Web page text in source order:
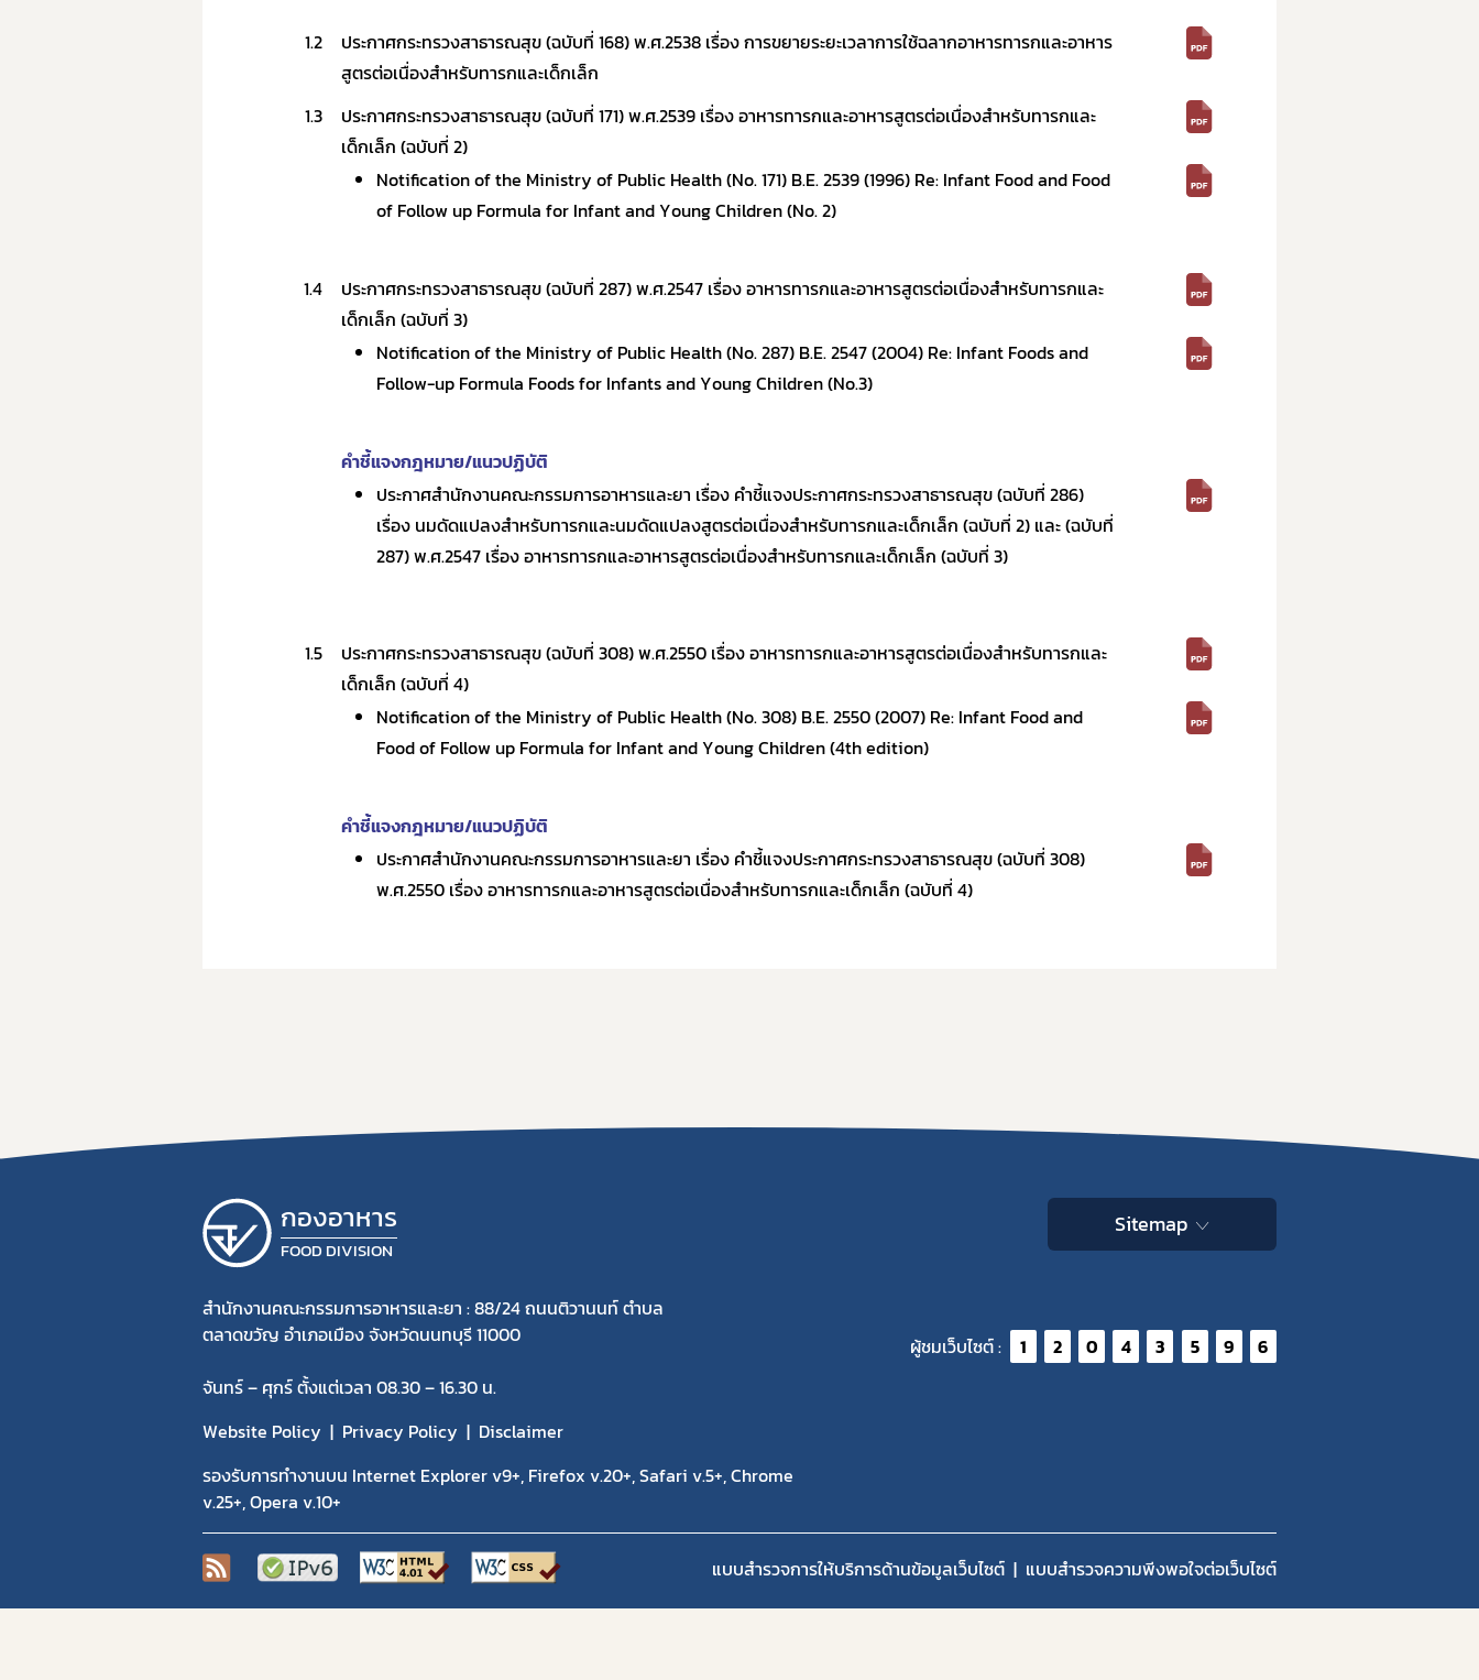
1.2
ประกาศกระทรวงสาธารณสุข (ฉบับที่ 168) พ.ศ.2538 เรื่อง การขยายระยะเวลาการใช้ฉลากอาหารทารกและอาหาร
สูตรต่อเนื่องสำหรับทารกและเด็กเล็ก
1.3
ประกาศกระทรวงสาธารณสุข (ฉบับที่ 171) พ.ศ.2539 เรื่อง อาหารทารกและอาหารสูตรต่อเนื่องสำหรับทารกและ
เด็กเล็ก (ฉบับที่ 2)
Notification of the Ministry of Public Health (No. 171) B.E. 2539 (1996) Re: Infant Food and Food
of Follow up Formula for Infant and Young Children (No. 2)
1.4
ประกาศกระทรวงสาธารณสุข (ฉบับที่ 287) พ.ศ.2547 เรื่อง อาหารทารกและอาหารสูตรต่อเนื่องสำหรับทารกและ
เด็กเล็ก (ฉบับที่ 3)
Notification of the Ministry of Public Health (No. 287) B.E. 2547 (2004) Re: Infant Foods and
Follow-up Formula Foods for Infants and Young Children (No.3)
คำชี้แจงกฎหมาย/แนวปฏิบัติ
ประกาศสำนักงานคณะกรรมการอาหารและยา เรื่อง คำชี้แจงประกาศกระทรวงสาธารณสุข (ฉบับที่ 286)
เรื่อง นมดัดแปลงสำหรับทารกและนมดัดแปลงสูตรต่อเนื่องสำหรับทารกและเด็กเล็ก (ฉบับที่ 2) และ (ฉบับที่
287) พ.ศ.2547 เรื่อง อาหารทารกและอาหารสูตรต่อเนื่องสำหรับทารกและเด็กเล็ก (ฉบับที่ 3)
1.5
ประกาศกระทรวงสาธารณสุข (ฉบับที่ 308) พ.ศ.2550 เรื่อง อาหารทารกและอาหารสูตรต่อเนื่องสำหรับทารกและ
เด็กเล็ก (ฉบับที่ 4)
Notification of the Ministry of Public Health (No. 308) B.E. 2550 (2007) Re: Infant Food and
Food of Follow up Formula for Infant and Young Children (4th edition)
คำชี้แจงกฎหมาย/แนวปฏิบัติ
ประกาศสำนักงานคณะกรรมการอาหารและยา เรื่อง คำชี้แจงประกาศกระทรวงสาธารณสุข (ฉบับที่ 308)
พ.ศ.2550 เรื่อง อาหารทารกและอาหารสูตรต่อเนื่องสำหรับทารกและเด็กเล็ก (ฉบับที่ 4)
กองอาหาร
FOOD DIVISION
สำนักงานคณะกรรมการอาหารและยา : 88/24 ถนนติวานนท์ ตำบล
ตลาดขวัญ อำเภอเมือง จังหวัดนนทบุรี 11000
จันทร์ – ศุกร์ ตั้งแต่เวลา 08.30 – 16.30 น.
Website Policy
Privacy Policy
Disclaimer
รองรับการทำงานบน Internet Explorer v9+, Firefox v.20+, Safari v.5+, Chrome
v.25+, Opera v.10+
Sitemap
ผู้ชมเว็บไซต์ : 1 2 0 4 3 5 9 6
แบบสำรวจการให้บริการด้านข้อมูลเว็บไซต์ แบบสำรวจความพีงพอใจต่อเว็บไซต์